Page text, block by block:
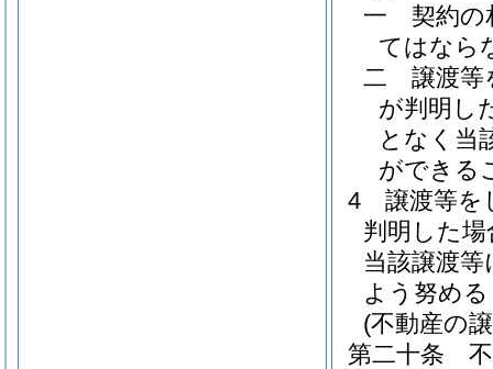
一
契約の
てはなら
二
譲渡等
が判明し
となく当
ができる
4
譲渡等を
判明した
当該譲渡
よう努め
(不動産の
第二十条